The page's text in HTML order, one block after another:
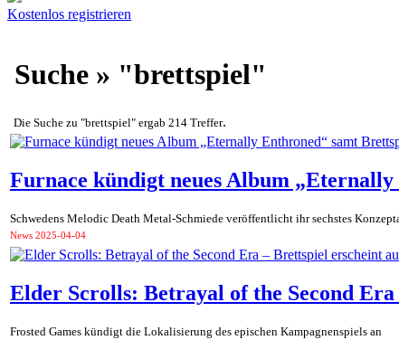
Kostenlos registrieren
Suche » "brettspiel"
Die Suche zu "brettspiel" ergab 214 Treffer.
Furnace kündigt neues Album
Schwedens Melodic Death Metal-Schmiede veröffentlicht ihr sechstes
News 2025-04-04
Elder Scrolls: Betrayal of the Second
Frosted Games kündigt die Lokalisierung des epischen Kampagnenspiels an